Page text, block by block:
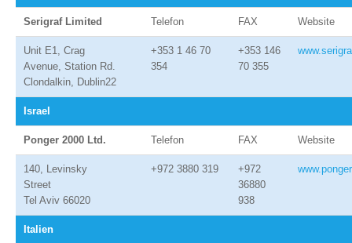
Serigraf Limited Telefon FAX Website
Unit E1, Crag
Avenue, Station Rd.
Clondalkin, Dublin22
+353 1 46 70
354
+353 146
70 355
Israel
Ponger 2000 Ltd. Telefon FAX Website
140, Levinsky
Street
Tel Aviv 66020
+972 3880 319
+972
36880
938
Italien